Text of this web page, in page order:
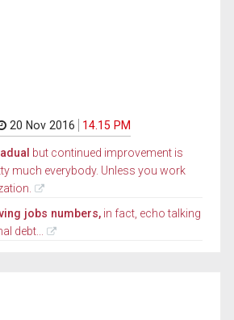
20 Nov 2016 14.15 PM
but continued improvement is
much everybody. Unless you work
jobs numbers, in fact, echo talking
debt...